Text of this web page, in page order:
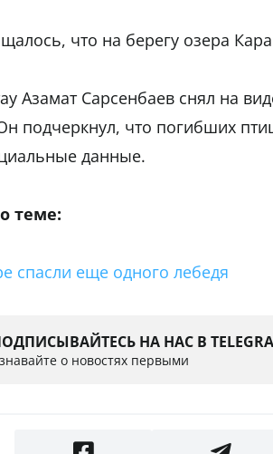
что на берегу озера
Азамат Сарсенбаев снял на
подчеркнул, что погибших
данные.
теме:
спасли еще одного лебедя
НА НАС В
о новостях первыми